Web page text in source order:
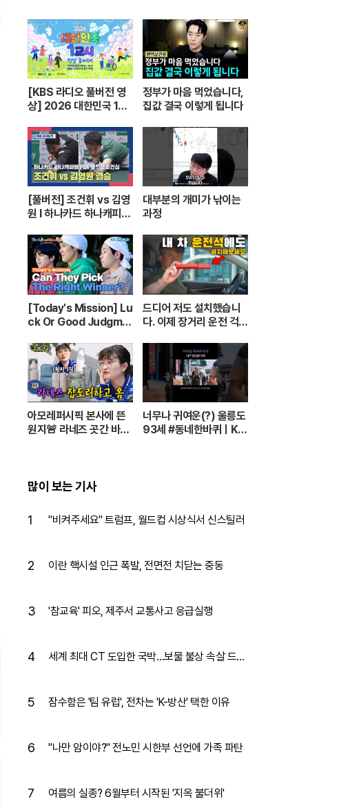
[KBS 라디오 풀버전 영
상] 2026 대한민국 1교
260420 방송
정부가 마음 먹었습니다,
집값 결국 이렇게 됩니다
[풀버전] 조건휘 vs 김영
원 I 하나카드 하나캐피탈
2026.03.15 방송
대부분의 개미가 낚이는
과정
[Today's Mission] Lu
ck Or Good Judgme
One Night - Ep.182] |
KBS WORLD TV
드디어 저도 설치했습니
다. 이제 장거리 운전 걱정
[ 차업차득 ]
아모레퍼시픽 본사에 뜬
원지🚨 라네즈 곳간 바닥
너무나 귀여운(?) 울릉도
93세 #동네한바퀴ㅣKB
많이 보는 기사
1 "비켜주세요" 트럼프, 월드컵 시상식서 신스틸러
2 이란 핵시설 인근 폭발, 전면전 치닫는 중동
3 '참교육' 피오, 제주서 교통사고 응급실행
4
세계 최대 CT 도입한 국박…보물 불상 속살 드러
5 잠수함은 '팀 유럽', 전차는 'K-방산' 택한 이유
6 "나만 암이야?" 전노민 시한부 선언에 가족 파탄
7 여름의 실종? 6월부터 시작된 '지옥 불더위'